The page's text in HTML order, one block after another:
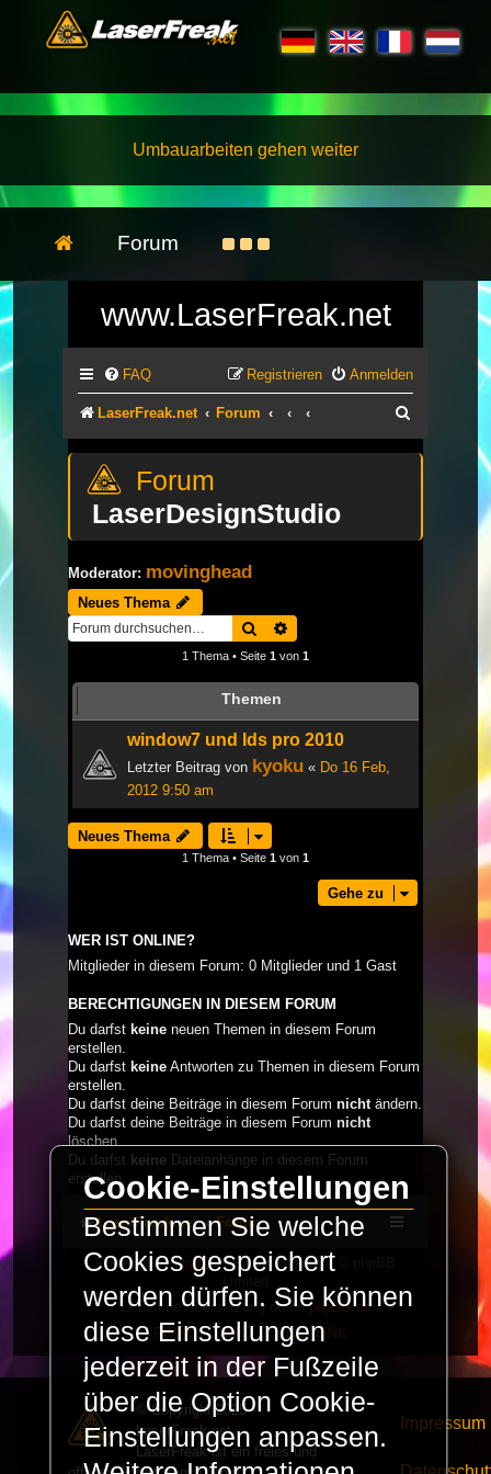
Umbauarbeiten gehen weiter
Forum
www.LaserFreak.net
FAQ Anmelden
Registrieren
LaserFreak.net Forum
LaserDesignStudio
Moderator: movinghead
Neues Thema
Suche
1 Thema • Seite 1 von 1
Themen
window7 und lds pro 2010
Letzter Beitrag von kyoku « Do 16 Feb,
2012 9:50 am
Neues Thema
1 Thema • Seite 1 von 1
Gehe zu
WER IST ONLINE?
Mitglieder in diesem Forum: 0 Mitglieder und 1 Gast
BERECHTIGUNGEN IN DIESEM FORUM
Du darfst keine neuen Themen in diesem Forum
erstellen.
Du darfst keine Antworten zu Themen in diesem Forum
erstellen.
Du darfst deine Beiträge in diesem Forum nichtändern.
Du darfst deine Beiträge in diesem Forum nicht
löschen.
Du darfst keine Dateianhänge in diesem Forum
erstellen.
LaserFreak.net Forum
Powered byphpBB® Forum Software © phpBB
Limited
Deutsche Übersetzung durchphpBB.de
PRIVACY_LINK
TERMS_LINK
© Copyright 2025 -
LaserFreak.net
LaserFreak ist ein freies und
Impressum
Cookie-Einstellungen
Bestimmen Sie welche
Cookies gespeichert
werden dürfen. Sie können
diese Einstellungen
jederzeit in der Fußzeile
über die Option Cookie-
Einstellungen anpassen.